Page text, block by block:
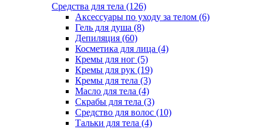
Средства для тела (126)
Аксессуары по уходу за телом (6)
Гель для душа (8)
Депиляция (60)
Косметика для лица (4)
Кремы для ног (5)
Кремы для рук (19)
Кремы для тела (3)
Масло для тела (4)
Скрабы для тела (3)
Средство для волос (10)
Тальки для тела (4)